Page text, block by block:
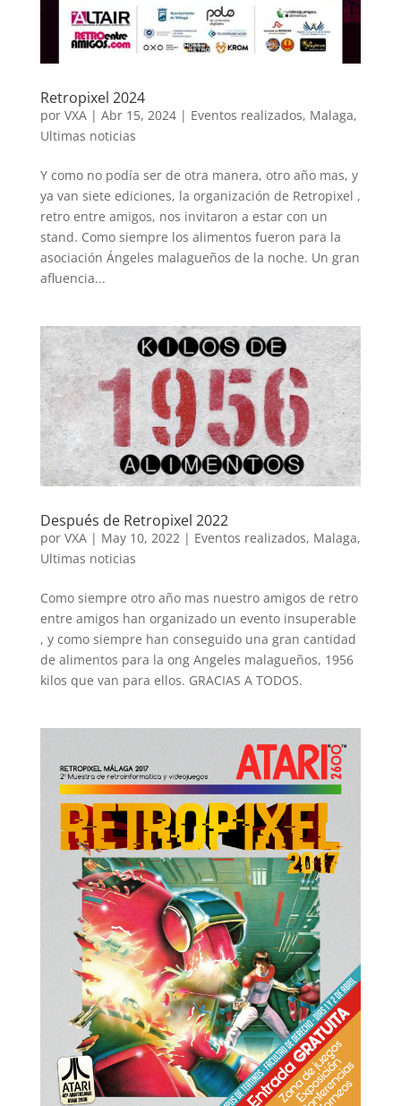
Retropixel 2024
por VXA| Abr 15, 2024| Eventos realizados, Malaga,
Ultimas noticias
Y como no podía ser de otra manera, otro año mas, y
ya van siete ediciones, la organización de Retropixel ,
retro entre amigos, nos invitaron a estar con un
stand. Como siempre los alimentos fueron para la
asociación Ángeles malagueños de la noche. Un gran
afluencia...
Después de Retropixel 2022
por VXA| May 10, 2022| Eventos realizados, Malaga,
Ultimas noticias
Como siempre otro año mas nuestro amigos de retro
entre amigos han organizado un evento insuperable
, y como siempre han conseguido una gran cantidad
de alimentos para la ong Angeles malagueños, 1956
kilos que van para ellos. GRACIAS A TODOS.